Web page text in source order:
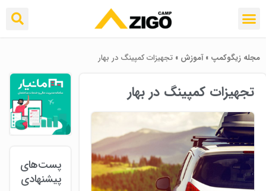
مجله زیگوکمپ »آموزش » تجهیزات کمپینگ در بهار
تجهیزات کمپینگ در بهار
پست‌های
پیشنهادی